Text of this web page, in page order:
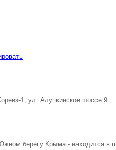
1, ул. Алупкинское шоссе 9
берегу Крыма - находится в